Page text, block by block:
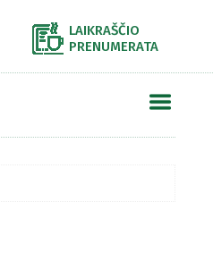
LAIKRAŠČIO
PRENUMERATA